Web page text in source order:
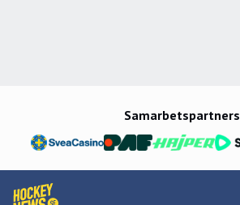
Samarbetspartners